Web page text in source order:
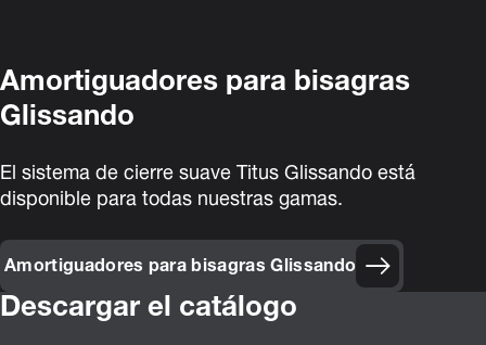
Amortiguadores para bisagras
Glissando
El sistema de cierre suave Titus Glissando está
disponible para todas nuestras gamas.
Amortiguadores para bisagras Glissando
Descargar el catálogo